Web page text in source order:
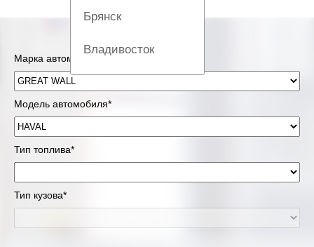
Брянск
Владивосток
Екатеринбург
Киров
Марка автомобиля*
Модель автомобиля*
Тип топлива*
Тип кузова*